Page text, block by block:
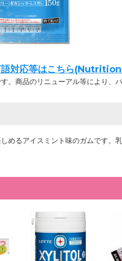
語対応等はこちら
。商品のリニューアル等により、
めるアイスミント味のガムです。